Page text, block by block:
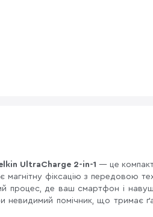
UltraCharge 2-in-1 — це
фіксацію з передовою
процес, де ваш смартфон і
невидимий помічник, що тримає